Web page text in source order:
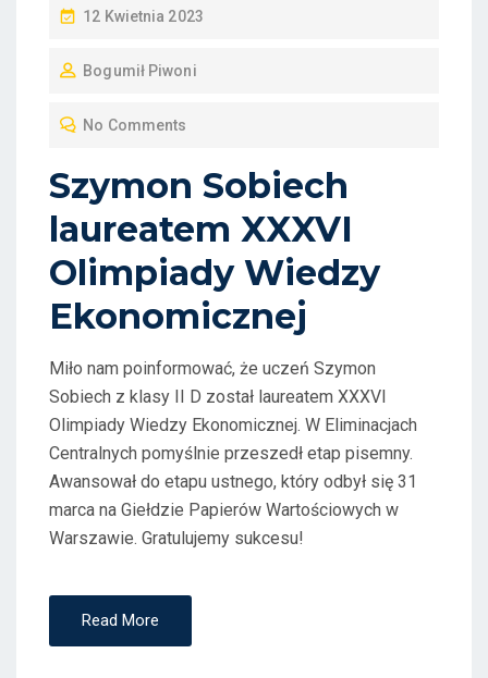
P
S
O
12 Kwietnia 2023
Bogumił Piwoni
No Comments
Szymon Sobiech
laureatem XXXVI
Olimpiady Wiedzy
Ekonomicznej
Miło nam poinformować, że uczeń Szymon
Sobiech z klasy II D został laureatem XXXVI
Olimpiady Wiedzy Ekonomicznej. W Eliminacjach
Centralnych pomyślnie przeszedł etap pisemny.
Awansował do etapu ustnego, który odbył się 31
marca na Giełdzie Papierów Wartościowych w
Warszawie. Gratulujemy sukcesu!
Read More